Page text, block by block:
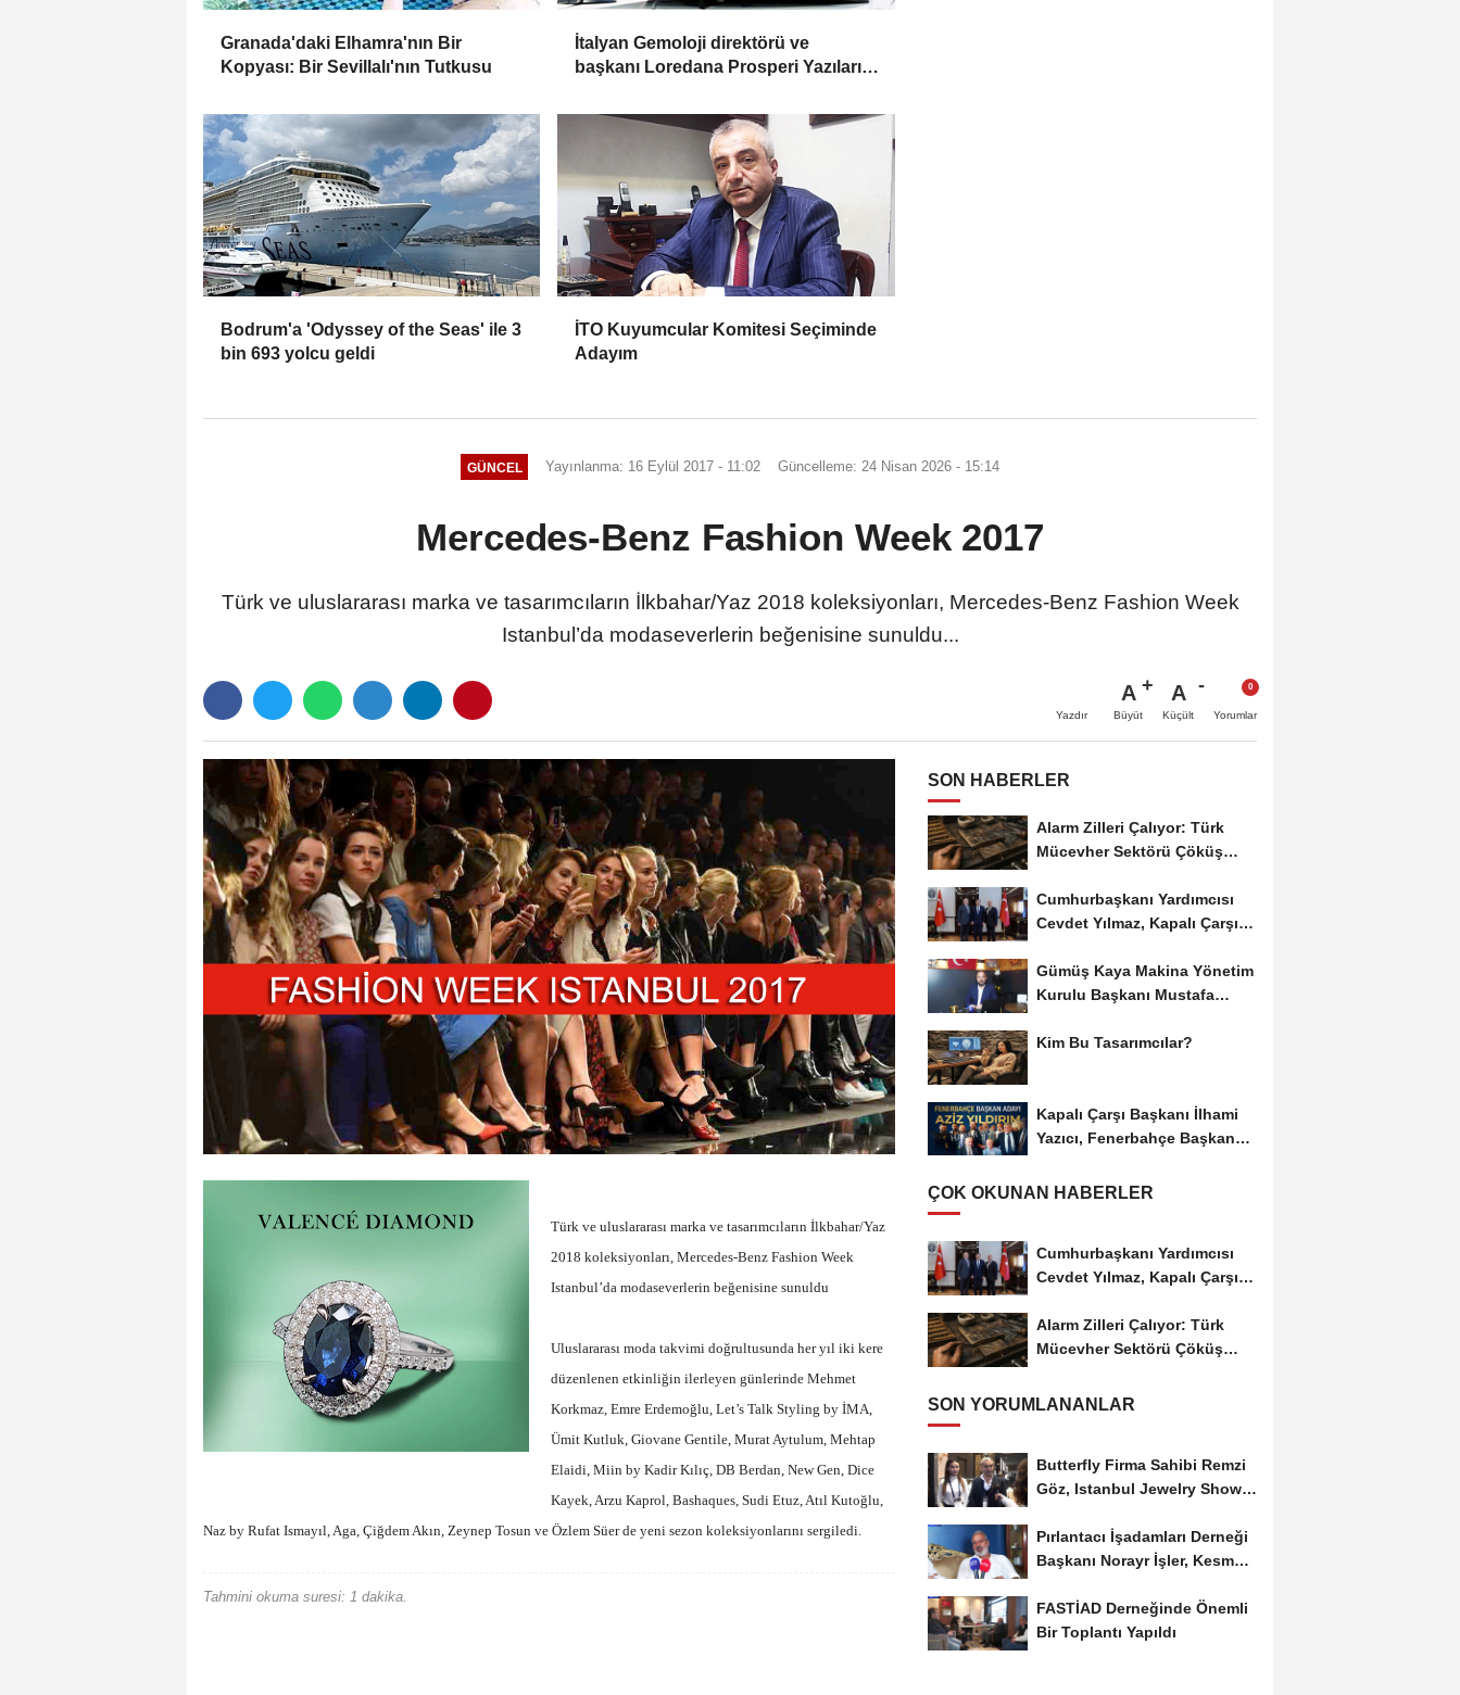
Granada'daki Elhamra'nın Bir
Kopyası: Bir Sevillalı'nın Tutkusu
İtalyan Gemoloji direktörü ve
başkanı Loredana Prosperi Yazıları
Bodrum'a 'Odyssey of the Seas' ile 3
bin 693 yolcu geldi
İTO Kuyumcular Komitesi Seçiminde
Adayım
GÜNCEL Yayınlanma: 16 Eylül 2017 - 11:02 Güncelleme: 24 Nisan 2026 - 15:14
Mercedes-Benz Fashion Week 2017
Türk ve uluslararası marka ve tasarımcıların İlkbahar/Yaz 2018 koleksiyonları, Mercedes-Benz Fashion Week
Istanbul’da modaseverlerin beğenisine sunuldu...
Yazdır
A
Büyüt
A
Küçült Yorumlar
Türk ve uluslararası marka ve tasarımcıların İlkbahar/Yaz
2018 koleksiyonları, Mercedes-Benz Fashion Week
Istanbul’da modaseverlerin beğenisine sunuldu
Uluslararası moda takvimi doğrultusunda her yıl iki kere
düzenlenen etkinliğin ilerleyen günlerinde Mehmet
Korkmaz, Emre Erdemoğlu, Let’s Talk Styling by İMA,
Ümit Kutluk, Giovane Gentile, Murat Aytulum, Mehtap
Elaidi, Miin by Kadir Kılıç, DB Berdan, New Gen, Dice
Kayek, Arzu Kaprol, Bashaques, Sudi Etuz, Atıl Kutoğlu,
Naz by Rufat Ismayıl, Aga, Çiğdem Akın, Zeynep Tosun ve Özlem Süer de yeni sezon koleksiyonlarını sergiledi.
Tahmini okuma suresi: 1 dakika.
SON HABERLER
Alarm Zilleri Çalıyor: Türk
Mücevher Sektörü Çöküş
Cumhurbaşkanı Yardımcısı
Cevdet Yılmaz, Kapalı Çarşı
Gümüş Kaya Makina Yönetim
Kurulu Başkanı Mustafa
Kim Bu Tasarımcılar?
Kapalı Çarşı Başkanı İlhami
Yazıcı, Fenerbahçe Başkan
ÇOK OKUNAN HABERLER
Cumhurbaşkanı Yardımcısı
Cevdet Yılmaz, Kapalı Çarşı
Alarm Zilleri Çalıyor: Türk
Mücevher Sektörü Çöküş
SON YORUMLANANLAR
Butterfly Firma Sahibi Remzi
Göz, Istanbul Jewelry Show
Pırlantacı İşadamları Derneği
Başkanı Norayr İşler, Kesme
FASTİAD Derneğinde Önemli
Bir Toplantı Yapıldı